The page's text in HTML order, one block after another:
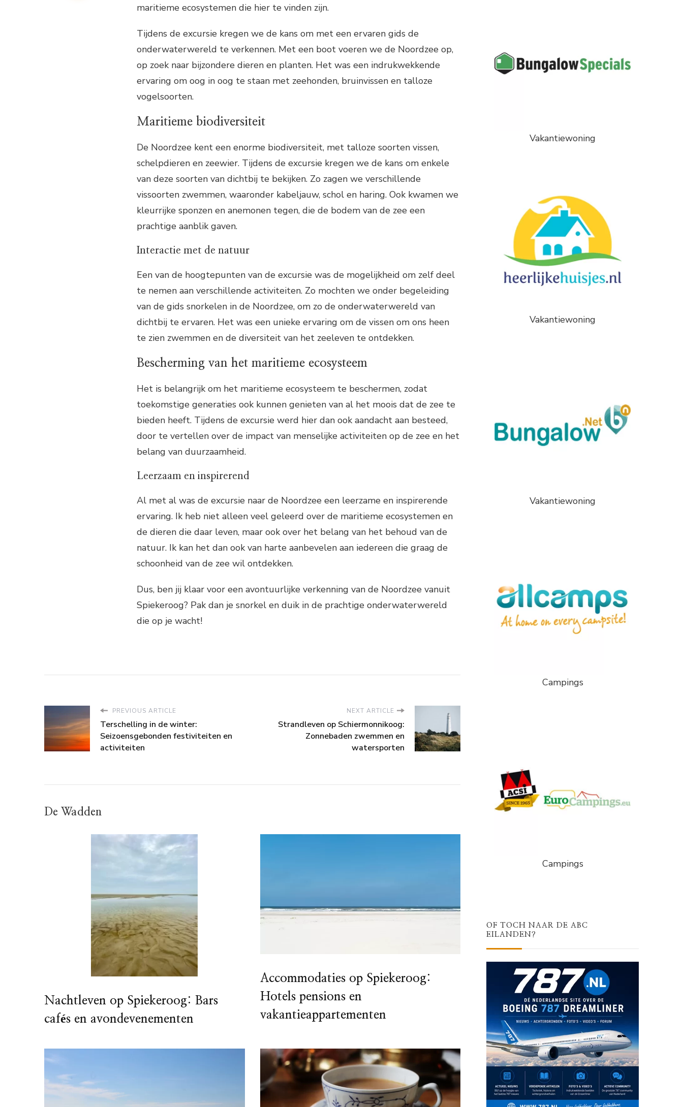
maritieme ecosystemen die hier te vinden zijn.
Tijdens de excursie kregen we de kans om met een ervaren gids de
onderwaterwereld te verkennen. Met een boot voeren we de Noordzee op,
op zoek naar bijzondere dieren en planten. Het was een indrukwekkende
ervaring om oog in oog te staan met zeehonden, bruinvissen en talloze
vogelsoorten.
Maritieme biodiversiteit
De Noordzee kent een enorme biodiversiteit, met talloze soorten vissen,
schelpdieren en zeewier. Tijdens de excursie kregen we de kans om enkele
van deze soorten van dichtbij te bekijken. Zo zagen we verschillende
vissoorten zwemmen, waaronder kabeljauw, schol en haring. Ook kwamen we
kleurrijke sponzen en anemonen tegen, die de bodem van de zee een
prachtige aanblik gaven.
Interactie met de natuur
Een van de hoogtepunten van de excursie was de mogelijkheid om zelf deel
te nemen aan verschillende activiteiten. Zo mochten we onder begeleiding
van de gids snorkelen in de Noordzee, om zo de onderwaterwereld van
dichtbij te ervaren. Het was een unieke ervaring om de vissen om ons heen
te zien zwemmen en de diversiteit van het zeeleven te ontdekken.
Bescherming van het maritieme ecosysteem
Het is belangrijk om het maritieme ecosysteem te beschermen, zodat
toekomstige generaties ook kunnen genieten van al het moois dat de zee te
bieden heeft. Tijdens de excursie werd hier dan ook aandacht aan besteed,
door te vertellen over de impact van menselijke activiteiten op de zee en het
belang van duurzaamheid.
Leerzaam en inspirerend
Al met al was de excursie naar de Noordzee een leerzame en inspirerende
ervaring. Ik heb niet alleen veel geleerd over de maritieme ecosystemen en
de dieren die daar leven, maar ook over het belang van het behoud van de
natuur. Ik kan het dan ook van harte aanbevelen aan iedereen die graag de
schoonheid van de zee wil ontdekken.
Dus, ben jij klaar voor een avontuurlijke verkenning van de Noordzee vanuit
Spiekeroog? Pak dan je snorkel en duik in de prachtige onderwaterwereld
die op je wacht!
PREVIOUS ARTICLE
Terschelling in de winter:
Seizoensgebonden festiviteiten en
activiteiten
NEXT ARTICLE
Strandleven op Schiermonnikoog:
Zonnebaden zwemmen en
watersporten
De Wadden
Nachtleven op Spiekeroog: Bars
cafés en avondevenementen
Accommodaties op Spiekeroog:
Hotels pensions en
vakantieappartementen
Vakantiewoning
Vakantiewoning
Vakantiewoning
Campings
Campings
OF TOCH NAAR DE ABC
EILANDEN?